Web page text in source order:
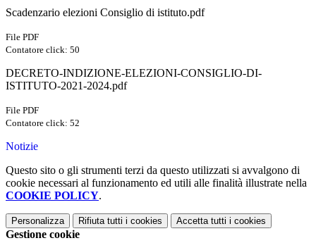
Scadenzario elezioni Consiglio di istituto.pdf
File PDF
Contatore click: 50
DECRETO-INDIZIONE-ELEZIONI-CONSIGLIO-DI-
ISTITUTO-2021-2024.pdf
File PDF
Contatore click: 52
Notizie
Questo sito o gli strumenti terzi da questo utilizzati si avvalgono di
cookie necessari al funzionamento ed utili alle finalità illustrate nella
COOKIE POLICY.
Personalizza Rifiuta tutti i cookies Accetta tutti i cookies
Gestione cookie